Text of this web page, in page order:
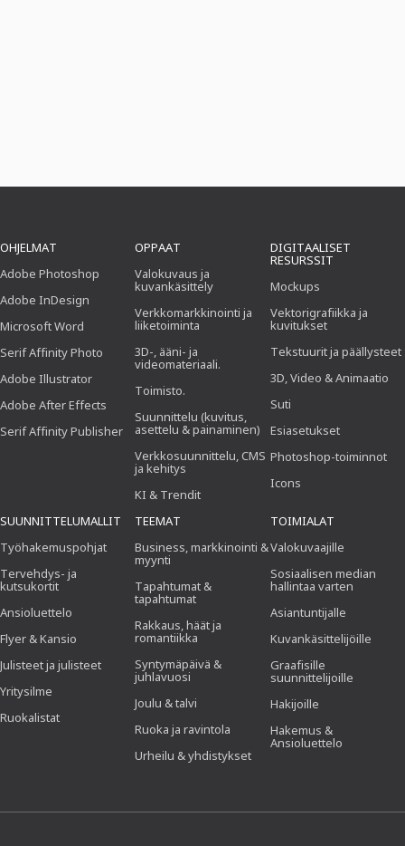
OHJELMAT
Adobe Photoshop
Adobe InDesign
Microsoft Word
Serif Affinity Photo
Adobe Illustrator
Adobe After Effects
Serif Affinity Publisher
OPPAAT
Valokuvaus ja
kuvankäsittely
Verkkomarkkinointi ja
liiketoiminta
3D-, ääni- ja
videomateriaali.
Toimisto.
Suunnittelu (kuvitus,
asettelu & painaminen)
Verkkosuunnittelu, CMS
ja kehitys
KI & Trendit
DIGITAALISET
RESURSSIT
Mockups
Vektorigrafiikka ja
kuvitukset
Tekstuurit ja päällysteet
3D, Video & Animaatio
Suti
Esiasetukset
Photoshop-toiminnot
Icons
SUUNNITTELUMALLIT
Työhakemuspohjat
Tervehdys- ja
kutsukortit
Ansioluettelo
Flyer & Kansio
Julisteet ja julisteet
Yritysilme
Ruokalistat
TEEMAT
Business, markkinointi &
myynti
Tapahtumat &
tapahtumat
Rakkaus, häät ja
romantiikka
Syntymäpäivä &
juhlavuosi
Joulu & talvi
Ruoka ja ravintola
Urheilu & yhdistykset
TOIMIALAT
Valokuvaajille
Sosiaalisen median
hallintaa varten
Asiantuntijalle
Kuvankäsittelijöille
Graafisille
suunnittelijoille
Hakijoille
Hakemus &
Ansioluettelo